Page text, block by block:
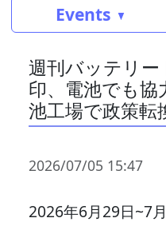
Events
週刊バッテリー
印、電池でも
池工場で政策転
2026/07/05 15:47
2026年6月29日~7